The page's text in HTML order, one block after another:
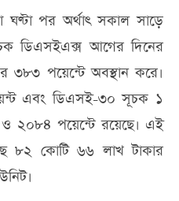
পর অর্থাৎ সকাল সাড়ে
ডিএসইএক্স আগের দিনের
৩৮৩ পয়েন্টে অবস্থান করে।
এবং ডিএসই-৩০ সূচক ১
২০৮৪ পয়েন্টে রয়েছে। এই
৮২ কোটি ৬৬ লাখ টাকার